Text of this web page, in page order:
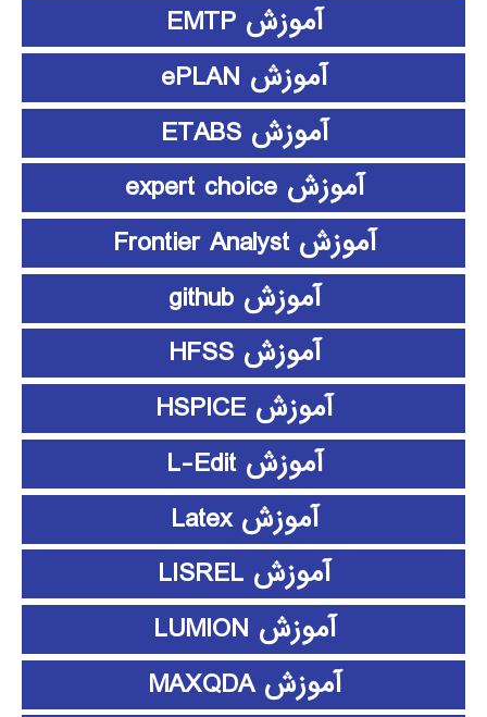
آموزش EMTP
آموزش ePLAN
آموزش ETABS
آموزش expert choice
آموزش Frontier Analyst
آموزش github
آموزش HFSS
آموزش HSPICE
آموزش L-Edit
آموزش Latex
آموزش LISREL
آموزش LUMION
آموزش MAXQDA